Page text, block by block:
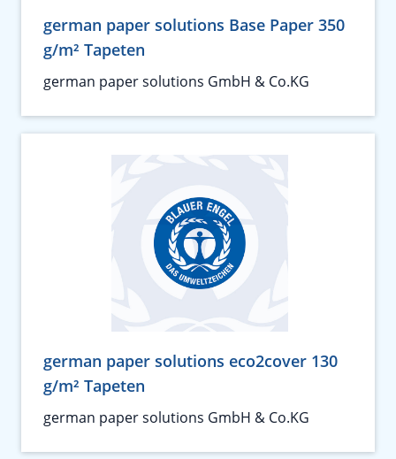
german paper solutions Base Paper 350
g/m² Tapeten
german paper solutions GmbH & Co.KG
german paper solutions eco2cover 130
g/m² Tapeten
german paper solutions GmbH & Co.KG